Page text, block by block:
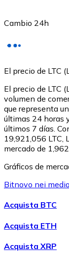
USDC
Litecoin
Cambio 24h
El precio de LTC
El precio de LTC
volumen de
que representa
últimas 24 horas
últimos 7 días.
19,921,056 LTC,
mercado de
Gráficos de
Bitnovo nei
Acquista BTC
Acquista ETH
Acquista XRP